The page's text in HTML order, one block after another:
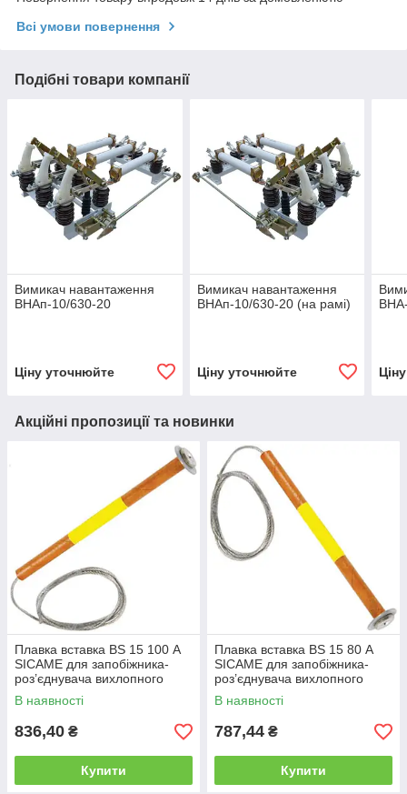
Всі умови повернення
Подібні товари компанії
Вимикач навантаження
ВНАп-10/630-20
Ціну уточнюйте
Вимикач навантаження
ВНАп-10/630-20 (на рамі)
Ціну уточнюйте
Акційні пропозиції та новинки
Плавка вставка BS 15 100 А
SICAME для запобіжника-
роз’єднувача вихлопного
типу, нитка запобіжника
В наявності
836,40 ₴
Купити
Плавка вставка BS 15 80 А
SICAME для запобіжника-
роз’єднувача вихлопного
типу, нитка запобіжника
В наявності
787,44 ₴
Купити